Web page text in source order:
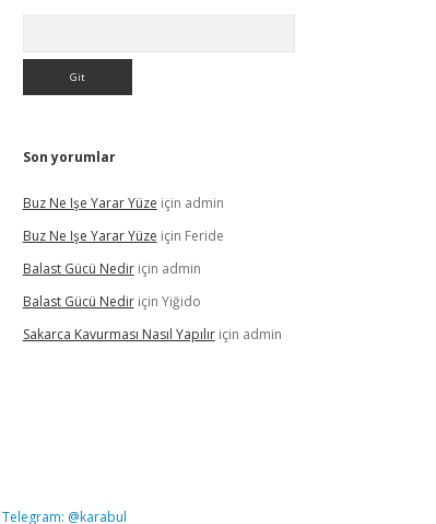
Son yorumlar
Buz Ne Işe Yarar Yüze için admin
Buz Ne Işe Yarar Yüze için Feride
Balast Gücü Nediriçin admin
Balast Gücü Nediriçin Yiğido
Sakarca Kavurması Nasıl Yapılıriçin admin
Telegram: @karabul